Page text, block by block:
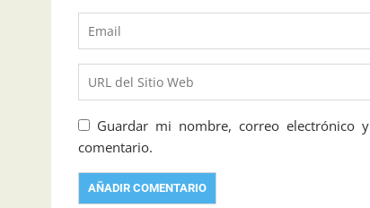
Guardar mi nombre, correo electrónico
comentario.